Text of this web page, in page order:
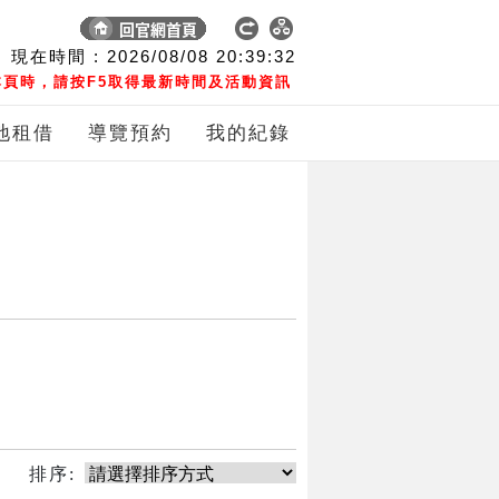
現在時間 : 2026/08/08 20:39:32
時，請按F5取得最新時間及活動資訊
租借 導覽預約 我的紀錄
排序: